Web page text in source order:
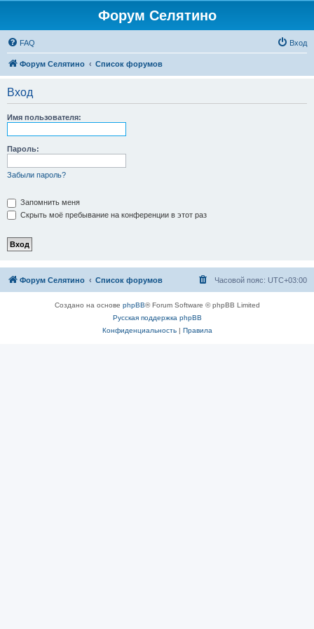
Форум Селятино
FAQ Вход
Форум Селятино Список форумов
Вход
Имя пользователя:
Пароль:
Забыли пароль?
Запомнить меня
Скрыть моё пребывание на конференции в этот раз
Форум Селятино Список форумов Часовой пояс: UTC+03:00
Создано на основе phpBB® Forum Software © phpBB Limited
Русская поддержка phpBB
Конфиденциальность| Правила